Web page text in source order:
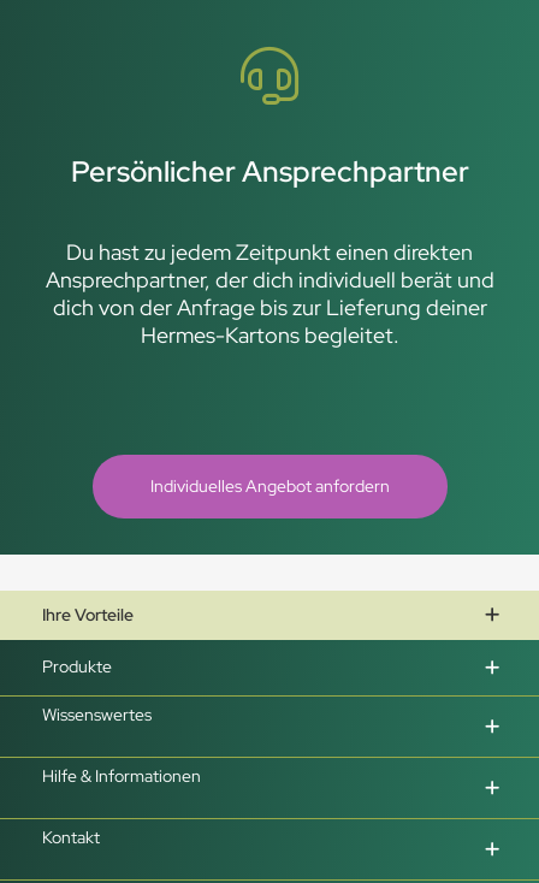
Persönlicher Ansprechpartner
Du hast zu jedem Zeitpunkt einen direkten
Ansprechpartner, der dich individuell berät und
dich von der Anfrage bis zur Lieferung deiner
Hermes-Kartons begleitet.
Individuelles Angebot anfordern
Ihre Vorteile
Produkte
Wissenswertes
Hilfe & Informationen
Kontakt